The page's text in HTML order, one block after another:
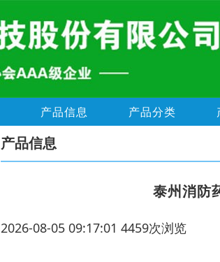
产品信息 产品分类
产品信息
泰州消防
2026-08-05 09:17:01 4459次浏览